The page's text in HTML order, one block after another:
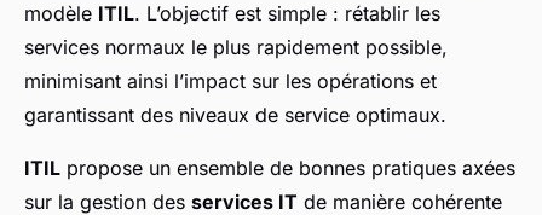
modèle ITIL. L’objectif est simple : rétablir les
services normaux le plus rapidement possible,
minimisant ainsi l’impact sur les opérations et
garantissant des niveaux de service optimaux.
ITIL propose un ensemble de bonnes pratiques axées
sur la gestion des services IT de manière cohérente